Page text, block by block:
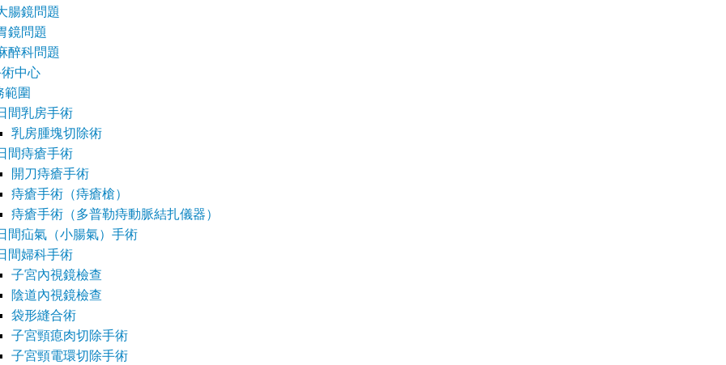
腸鏡問題
鏡問題
醉科問題
中心
範圍
間乳房手術
乳房腫塊切除術
間痔瘡手術
開刀痔瘡手術
痔瘡手術（痔瘡槍）
痔瘡手術（多普勒痔動脈結扎儀器）
間疝氣（小腸氣）手術
間婦科手術
子宮內視鏡檢查
陰道內視鏡檢查
袋形縫合術
子宮頸瘜肉切除手術
子宮頸電環切除手術